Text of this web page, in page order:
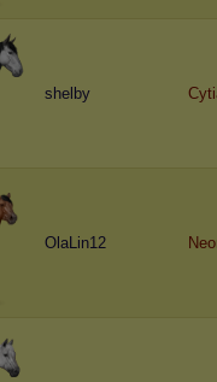
shelby
OlaLin12